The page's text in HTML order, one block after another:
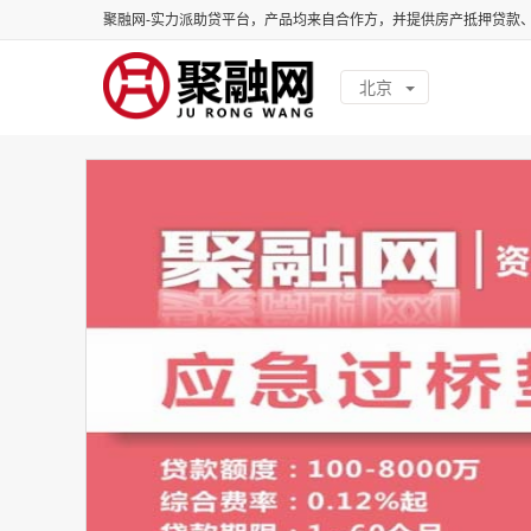
聚融网-实力派助贷平台，产品均来自合作方，并提供房产抵押贷款
北京